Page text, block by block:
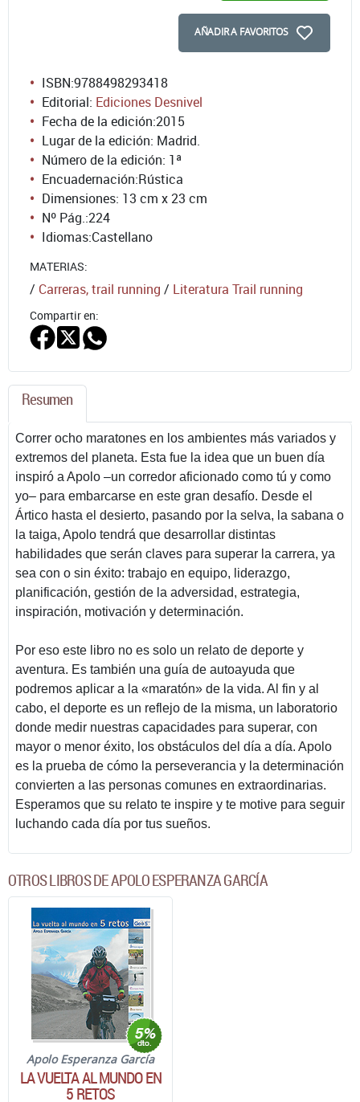
AÑADIR A FAVORITOS
ISBN:9788498293418
Editorial: Ediciones Desnivel
Fecha de la edición:2015
Lugar de la edición: Madrid.
Número de la edición: 1ª
Encuadernación:Rústica
Dimensiones: 13 cm x 23 cm
Nº Pág.:224
Idiomas:Castellano
MATERIAS:
/ Carreras, trail running / Literatura Trail running
Compartir en:
Resumen
Correr ocho maratones en los ambientes más variados y
extremos del planeta. Esta fue la idea que un buen día
inspiró a Apolo –un corredor aficionado como tú y como
yo– para embarcarse en este gran desafío. Desde el
Ártico hasta el desierto, pasando por la selva, la sabana o
la taiga, Apolo tendrá que desarrollar distintas
habilidades que serán claves para superar la carrera, ya
sea con o sin éxito: trabajo en equipo, liderazgo,
planificación, gestión de la adversidad, estrategia,
inspiración, motivación y determinación.
Por eso este libro no es solo un relato de deporte y
aventura. Es también una guía de autoayuda que
podremos aplicar a la «maratón» de la vida. Al fin y al
cabo, el deporte es un reflejo de la misma, un laboratorio
donde medir nuestras capacidades para superar, con
mayor o menor éxito, los obstáculos del día a día. Apolo
es la prueba de cómo la perseverancia y la determinación
convierten a las personas comunes en extraordinarias.
Esperamos que su relato te inspire y te motive para seguir
luchando cada día por tus sueños.
OTROS LIBROS DE APOLO ESPERANZA GARCÍA
Apolo Esperanza García
LA VUELTA AL MUNDO EN
5 RETOS